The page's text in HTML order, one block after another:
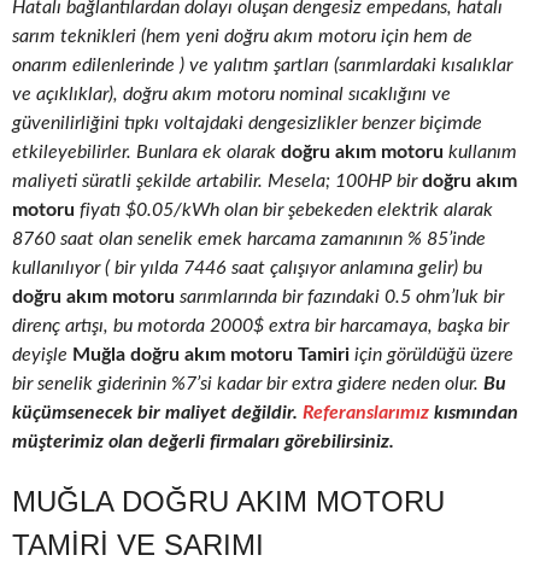
Hatalı bağlantılardan dolayı oluşan dengesiz empedans, hatalı
sarım teknikleri (hem yeni doğru akım motoru için hem de
onarım edilenlerinde ) ve yalıtım şartları (sarımlardaki kısalıklar
ve açıklıklar), doğru akım motoru nominal sıcaklığını ve
güvenilirliğini tıpkı voltajdaki dengesizlikler benzer biçimde
etkileyebilirler. Bunlara ek olarak doğru akım motoru kullanım
maliyeti süratli şekilde artabilir. Mesela; 100HP birdoğru akım
motoru fiyatı $0.05/kWh olan bir şebekeden elektrik alarak
8760 saat olan senelik emek harcama zamanının % 85’inde
kullanılıyor ( bir yılda 7446 saat çalışıyor anlamına gelir) bu
doğru akım motoru sarımlarında bir fazındaki 0.5 ohm’luk bir
direnç artışı, bu motorda 2000$ extra bir harcamaya, başka bir
deyişle Muğla doğru akım motoru Tamiri için görüldüğü üzere
bir senelik giderinin %7’si kadar bir extra gidere neden olur. Bu
küçümsenecek bir maliyet değildir. Referanslarımız kısmından
müşterimiz olan değerli firmaları görebilirsiniz.
MUĞLA DOĞRU AKIM MOTORU
TAMIRI VE SARIMI